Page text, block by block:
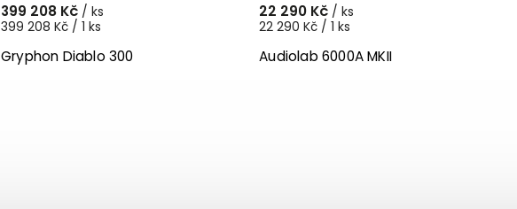
Gryphon Diablo 300
399 208 Kč / ks
399 208 Kč / 1 ks
Audiolab 6000A MKII
22 290 Kč / ks
22 290 Kč / 1 ks